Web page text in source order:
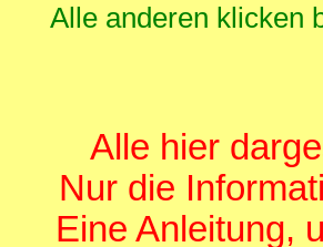
Alle anderen klicken
Alle hier
Nur die
Eine Anleitung,